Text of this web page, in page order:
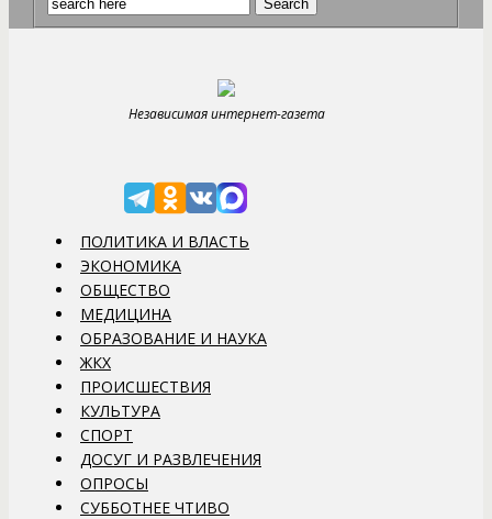
Независимая интернет-газета
ПОЛИТИКА И ВЛАСТЬ
ЭКОНОМИКА
ОБЩЕСТВО
МЕДИЦИНА
ОБРАЗОВАНИЕ И НАУКА
ЖКХ
ПРОИСШЕСТВИЯ
КУЛЬТУРА
СПОРТ
ДОСУГ И РАЗВЛЕЧЕНИЯ
ОПРОСЫ
СУББОТНЕЕ ЧТИВО